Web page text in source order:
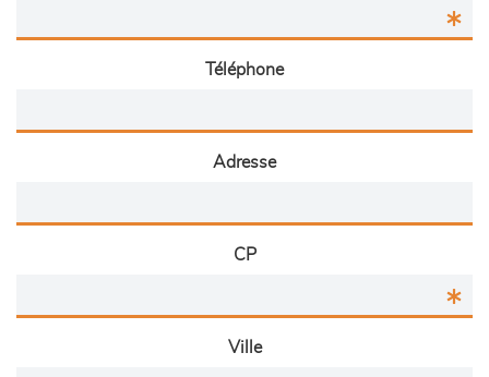
Téléphone
Adresse
CP
Ville